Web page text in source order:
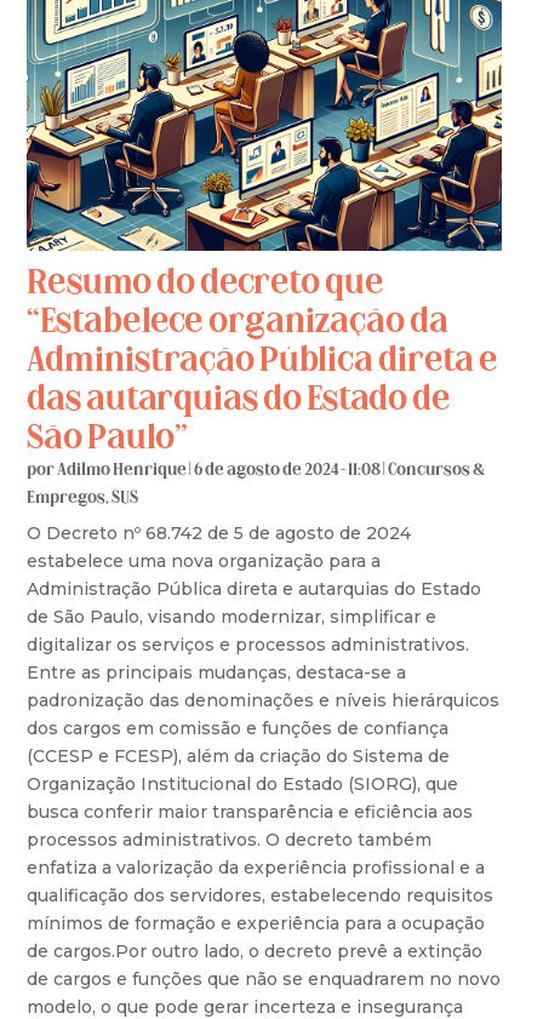
Resumo do decreto que
“Estabelece organização da
Administração Pública direta e
das autarquias do Estado de
São Paulo”
porAdilmo Henrique |6 de agosto de 2024 - 11:08 |Concursos &
Empregos,SUS
O Decreto nº 68.742 de 5 de agosto de 2024
estabelece uma nova organização para a
Administração Pública direta e autarquias do Estado
de São Paulo, visando modernizar, simplificar e
digitalizar os serviços e processos administrativos.
Entre as principais mudanças, destaca-se a
padronização das denominações e níveis hierárquicos
dos cargos em comissão e funções de confiança
(CCESP e FCESP), além da criação do Sistema de
Organização Institucional do Estado (SIORG), que
busca conferir maior transparência e eficiência aos
processos administrativos. O decreto também
enfatiza a valorização da experiência profissional e a
qualificação dos servidores, estabelecendo requisitos
mínimos de formação e experiência para a ocupação
de cargos.Por outro lado, o decreto prevê a extinção
de cargos e funções que não se enquadrarem no novo
modelo, o que pode gerar incerteza e insegurança